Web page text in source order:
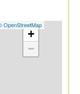
+
−
OpenStreetMap